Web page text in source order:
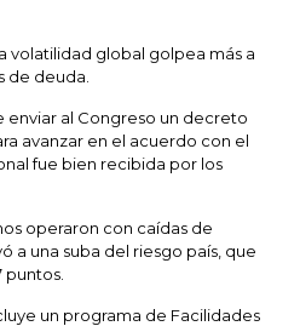
volatilidad global golpea más a
de deuda.
enviar al Congreso un decreto
avanzar en el acuerdo con el
fue bien recibida por los
operaron con caídas de
a una suba del riesgo país, que
puntos.
un programa de Facilidades